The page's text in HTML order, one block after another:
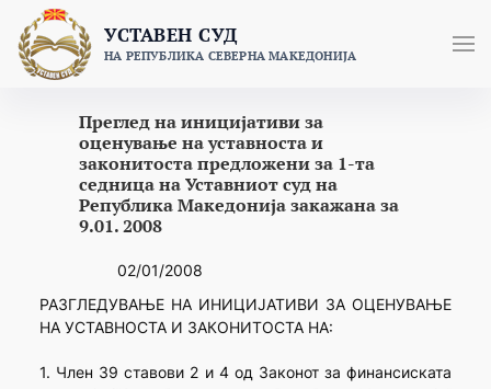
content
УСТАВЕН СУД
НА РЕПУБЛИКА СЕВЕРНА МАКЕДОНИЈА
Преглед на иницијативи за
оценување на уставноста и
законитоста предложени за 1-та
седница на Уставниот суд на
Република Македонија закажана за
9.01. 2008
02/01/2008
РАЗГЛЕДУВАЊЕ НА ИНИЦИЈАТИВИ ЗА ОЦЕНУВАЊЕ
НА УСТАВНОСТА И ЗАКОНИТОСТА НА:
1. Член 39 ставови 2 и 4 од Законот за финансиската